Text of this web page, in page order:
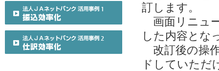
訂します。
画面リニュ
した内容とな
改訂後の操
ドしていただ